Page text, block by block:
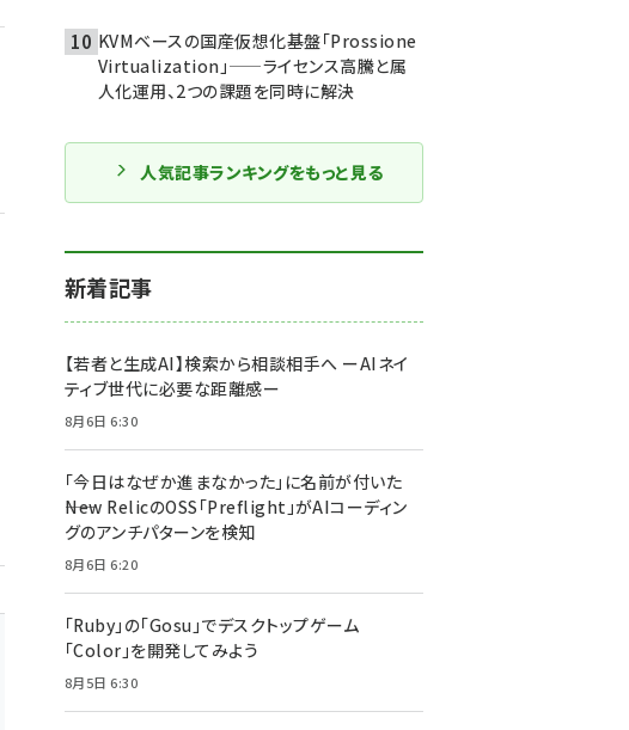
KVMベースの国産仮想化基盤「Prossione
Virtualization」——ライセンス高騰と属
人化運用、2つの課題を同時に解決
人気記事ランキングをもっと見る
新着記事
【若者と生成AI】検索から相談相手へ ーAIネイ
ティブ世代に必要な距離感ー
8月6日 6:30
「今日はなぜか進まなかった」に名前が付いた
――New RelicのOSS「Preflight」がAIコーディン
グのアンチパターンを検知
8月6日 6:20
「Ruby」の「Gosu」でデスクトップゲーム
「Color」を開発してみよう
8月5日 6:30